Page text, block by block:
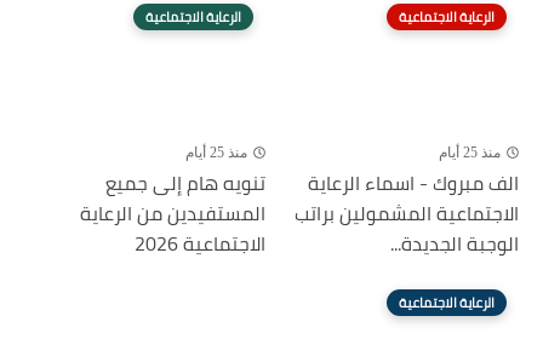
الرعاية الاجتماعية
منذ 25 أيام
الف مبروك - اسماء الرعاية
الاجتماعية المشمولين براتب
الوجبة الجديدة...
الرعاية الاجتماعية
منذ 25 أيام
تنويه هام إلى جميع
المستفيدين من الرعاية
الاجتماعية 2026
الرعاية الاجتماعية